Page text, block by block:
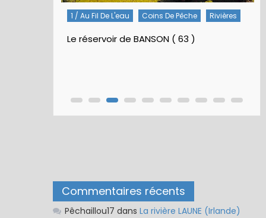
1 / Au Fil De L'eau Coins De Pêche Rivières
Le réservoir de BANSON ( 63 )
Commentaires récents
Pêchaillou17 dans La rivière LAUNE (Irlande)